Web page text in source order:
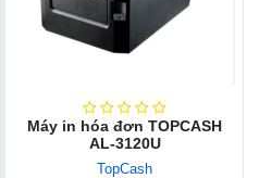
Máy in hóa đơn TOPCASH
AL-3120U
TopCash